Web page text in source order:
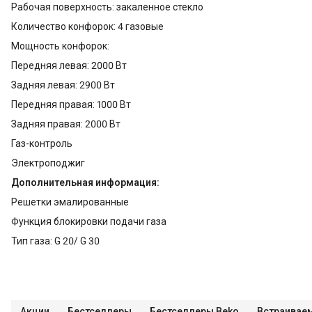
Рабочая поверхность: закаленное стекло
Количество конфорок: 4 газовые
Мощность конфорок:
Передняя левая: 2000 Вт
Задняя левая: 2900 Вт
Передняя правая: 1000 Вт
Задняя правая: 2000 Вт
Газ-контроль
Электроподжиг
Дополнительная информация:
Решетки эмалированные
Функция блокировки подачи газа
Тип газа: G 20/ G 30